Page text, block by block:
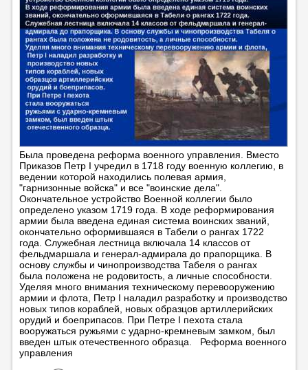
Была проведена реформа военного управления. Вместо
Приказов Петр I учредил в 1718 году военную коллегию, в
ведении которой находились полевая армия,
"гарнизонные войска" и все "воинские дела".
Окончательное устройство Военной коллегии было
определено указом 1719 года. В ходе реформирования
армии была введена единая система воинских званий,
окончательно оформившаяся в Табели о рангах 1722
года. Служебная лестница включала 14 классов от
фельдмаршала и генерал-адмирала до прапорщика. В
основу службы и чинопроизводства Табеля о рангах
была положена не родовитость, а личные способности.
Уделяя много внимания техническому перевооружению
армии и флота, Петр I наладил разработку и производство
новых типов кораблей, новых образцов артиллерийских
орудий и боеприпасов. При Петре I пехота стала
вооружаться ружьями с ударно-кремневым замком, был
введен штык отечественного образца. Реформа военного
управления